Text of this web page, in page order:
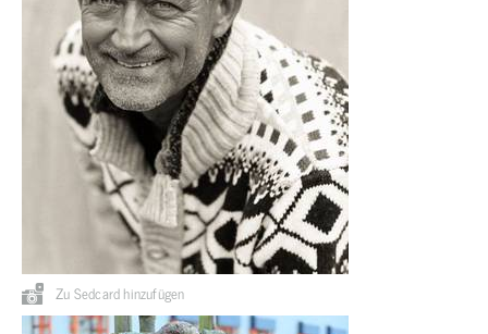
Zu Sedcard hinzufügen